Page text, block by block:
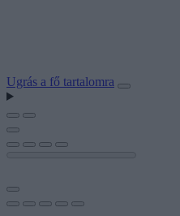
Ugrás a fő tartalomra